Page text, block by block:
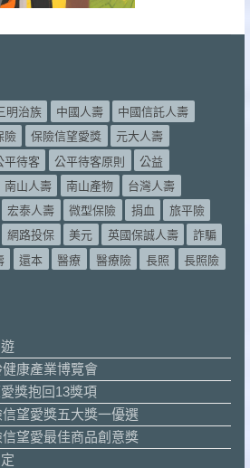
明治族 中國人壽
中國信託人壽
險 保險信望愛獎
元大人壽
平待客 公平待客原則
公益
南山人壽 南山產物
台灣人壽
宏泰人壽 微型保險 捐血
旅平險
網路投保 美元 英國保誠人壽
詐騙
還本 醫療 醫療險 長照
長照險
康產業博覽會
獎抱回13獎項
望愛獎五大獎一優選
望愛最佳商品創意獎